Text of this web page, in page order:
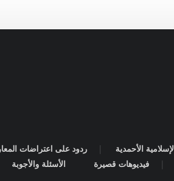
الأحمدية ردود على اعتراضات
فيديوهات قصيرة الأسئلة والأجوبة